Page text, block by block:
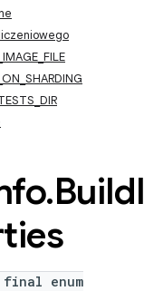
.Build
enum